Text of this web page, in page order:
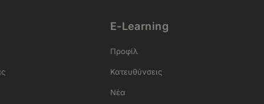
E-Learning
Προφίλ
Κατευθύνσεις
Νέα